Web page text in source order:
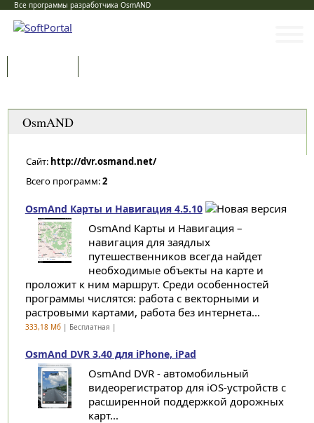
Все программы разработчика OsmAND
OsmAND
Сайт: http://dvr.osmand.net/
Всего программ:2
OsmAnd Карты и Навигация 4.5.10
OsmAnd Карты и Навигация –
навигация для заядлых
путешественников всегда найдет
необходимые объекты на карте и
проложит к ним маршрут. Среди особенностей
программы числятся: работа с векторными и
растровыми картами, работа без интернета...
333,18 Мб| Бесплатная |
OsmAnd DVR 3.40 для iPhone, iPad
OsmAnd DVR - автомобильный
видеорегистратор для iOS-устройств с
расширенной поддержкой дорожных
карт...